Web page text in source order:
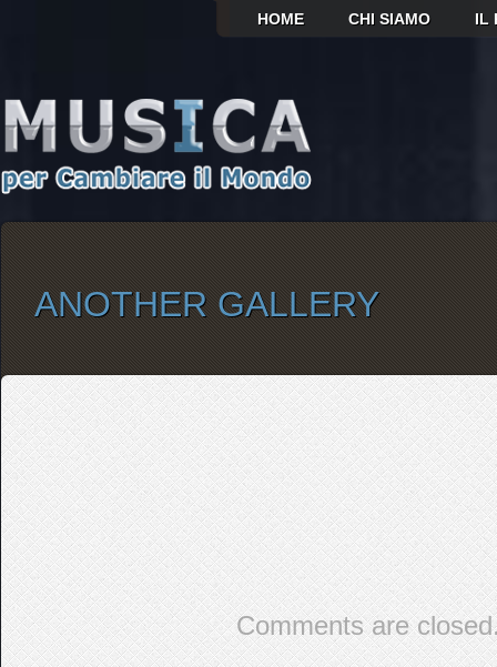
HOME CHI SIAMO IL
ANOTHER GALLERY
Comments are